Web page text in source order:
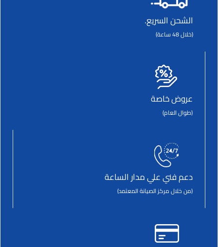
الشحن السريع.
(خلال 48 ساعة)
عروض خاصة
(طوال العام)
دعم فني علي مدار الساعة
(من خلال مركز الصيانة المعتمد)